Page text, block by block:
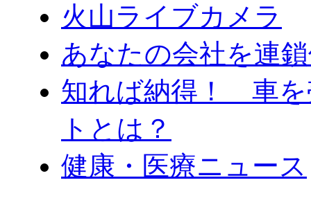
火山ライブカメラ
あなたの会社を連
知れば納得！ 車を
トとは？
健康・医療ニュース